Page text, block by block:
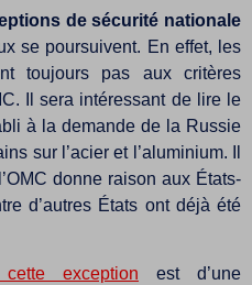
de sécurité nationale
se poursuivent. En effet, les
toujours pas aux critères
Il sera intéressant de lire le
à la demande de la Russie
sur l’acier et l’aluminium. Il
donne raison aux États-
d’autres États ont déjà été
exception est d’une